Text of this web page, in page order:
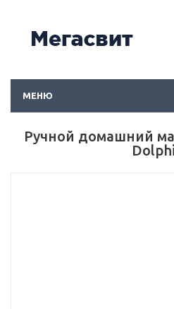
МЕНЮ
Ручной домашний